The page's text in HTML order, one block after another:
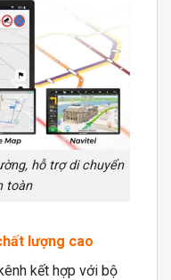
hỗ trợ di chuyển
toàn
lượng cao
kết hợp với bộ